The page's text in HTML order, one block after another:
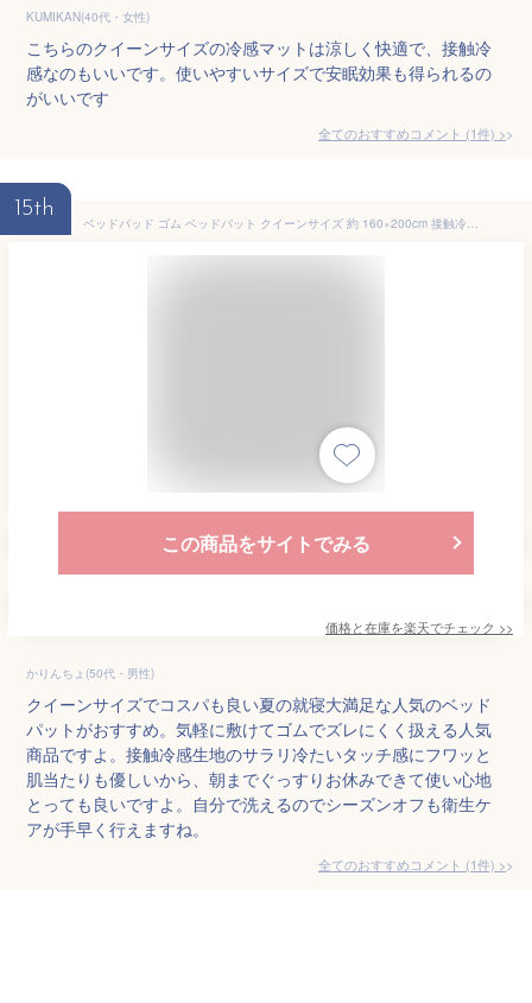
KUMIKAN(40代・女性)
こちらのクイーンサイズの冷感マットは涼しく快適で、接触冷
感なのもいいです。使いやすいサイズで安眠効果も得られるの
がいいです
全てのおすすめコメント (1件) >
15th
ベッドパッド ゴム ベッドパット クイーンサイズ 約 160×200cm 接触冷感パッド 冷感敷きパッド 敷きパッド 抗菌 防臭 洗える 通気性 3Dメッシュ 寝返り ひんやり持続 さらさら 寝具 ホワイト/グレージュ/グレー/ブルー BRG000470
この商品をサイトでみる
価格と在庫を楽天でチェック >>
かりんちょ(50代・男性)
クイーンサイズでコスパも良い夏の就寝大満足な人気のベッド
パットがおすすめ。気軽に敷けてゴムでズレにくく扱える人気
商品ですよ。接触冷感生地のサラリ冷たいタッチ感にフワッと
肌当たりも優しいから、朝までぐっすりお休みできて使い心地
とっても良いですよ。自分で洗えるのでシーズンオフも衛生ケ
アが手早く行えますね。
全てのおすすめコメント (1件) >